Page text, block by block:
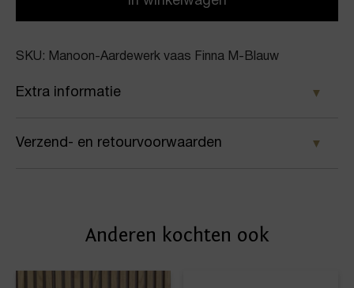
SKU: Manoon-Aardewerk vaas Finna M-Blauw
Extra informatie
Kleur
Verzend- en retourvoorwaarden
afleveradres. Voor geplaatste bestellingen geldt bij
Anderen kochten ook